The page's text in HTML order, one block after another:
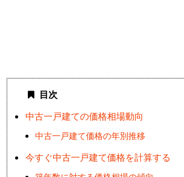
目次
中古一戸建ての価格相場動向
中古一戸建て価格の年別推移
今すぐ中古一戸建て価格を計算する